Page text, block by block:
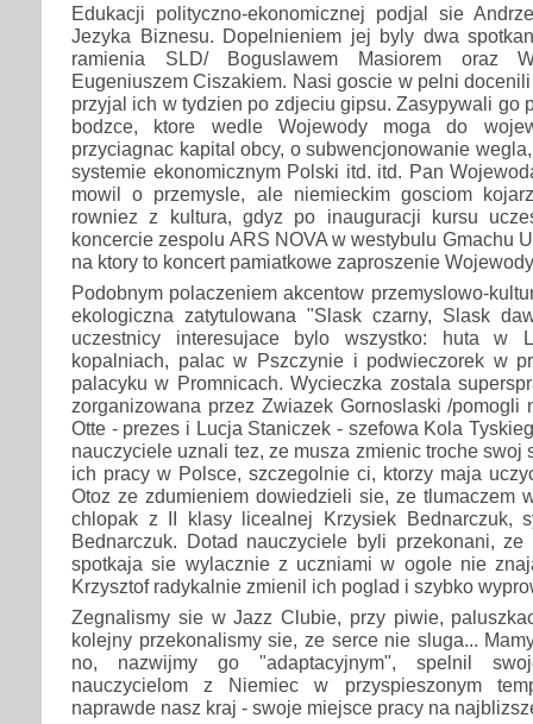
Edukacji polityczno-ekonomicznej podjal sie
Jezyka Biznesu. Dopelnieniem jej byly dwa
ramienia SLD/ Boguslawem Masiorem oraz
Eugeniuszem Ciszakiem. Nasi goscie w pelni
przyjal ich w tydzien po zdjeciu gipsu. Zasypywali go
bodzce, ktore wedle Wojewody moga do
przyciagnac kapital obcy, o subwencjonowanie
systemie ekonomicznym Polski itd. itd. Pan
mowil o przemysle, ale niemieckim gosciom
rowniez z kultura, gdyz po inauguracji kursu
koncercie zespolu ARS NOVA w westybulu Gmachu
na ktory to koncert pamiatkowe zaproszenie
Podobnym polaczeniem akcentow przemyslowo-
ekologiczna zatytulowana "Slask czarny, Slask
uczestnicy interesujace bylo wszystko: huta w
kopalniach, palac w Pszczynie i podwieczorek w
palacyku w Promnicach. Wycieczka zostala
zorganizowana przez Zwiazek Gornoslaski /pomogli
Otte - prezes i Lucja Staniczek - szefowa Kola
nauczyciele uznali tez, ze musza zmienic troche swoj
ich pracy w Polsce, szczegolnie ci, ktorzy maja
Otoz ze zdumieniem dowiedzieli sie, ze tlumaczem
chlopak z II klasy licealnej Krzysiek Bednarczuk,
Bednarczuk. Dotad nauczyciele byli przekonani,
spotkaja sie wylacznie z uczniami w ogole nie
Krzysztof radykalnie zmienil ich poglad i szybko
Zegnalismy sie w Jazz Clubie, przy piwie,
kolejny przekonalismy sie, ze serce nie sluga...
no, nazwijmy go "adaptacyjnym", spelnil
nauczycielom z Niemiec w przyspieszonym
naprawde nasz kraj - swoje miejsce pracy na